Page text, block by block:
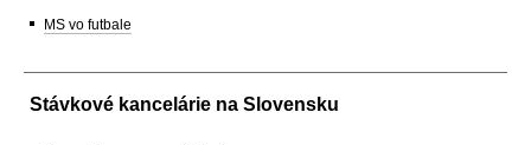
MS vo futbale
Stávkové kancelárie na Slovensku